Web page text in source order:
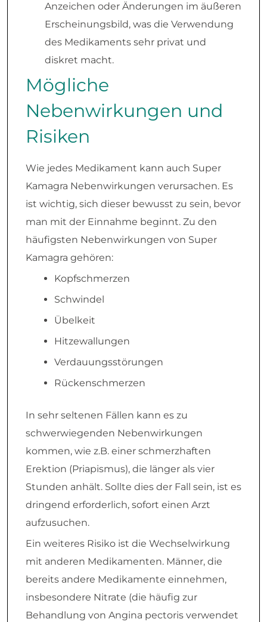
Anzeichen oder Änderungen im äußeren
Erscheinungsbild, was die Verwendung
des Medikaments sehr privat und
diskret macht.
Mögliche
Nebenwirkungen und
Risiken
Wie jedes Medikament kann auch Super
Kamagra Nebenwirkungen verursachen. Es
ist wichtig, sich dieser bewusst zu sein, bevor
man mit der Einnahme beginnt. Zu den
häufigsten Nebenwirkungen von Super
Kamagra gehören:
Kopfschmerzen
Schwindel
Übelkeit
Hitzewallungen
Verdauungsstörungen
Rückenschmerzen
In sehr seltenen Fällen kann es zu
schwerwiegenden Nebenwirkungen
kommen, wie z.B. einer schmerzhaften
Erektion (Priapismus), die länger als vier
Stunden anhält. Sollte dies der Fall sein, ist es
dringend erforderlich, sofort einen Arzt
aufzusuchen.
Ein weiteres Risiko ist die Wechselwirkung
mit anderen Medikamenten. Männer, die
bereits andere Medikamente einnehmen,
insbesondere Nitrate (die häufig zur
Behandlung von Angina pectoris verwendet